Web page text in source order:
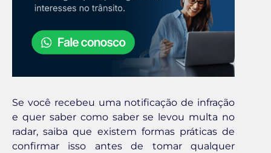
Se você recebeu uma notificação de infração
e quer saber como saber se levou multa no
radar, saiba que existem formas práticas de
confirmar isso antes de tomar qualquer